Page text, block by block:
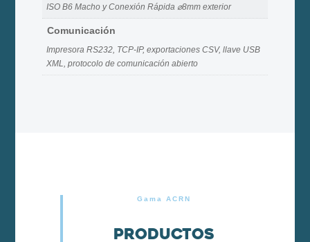
ISO B6 Macho y Conexión Rápida ⌀8mm exterior
Comunicación
Impresora RS232, TCP-IP, exportaciones CSV, llave USB
XML, protocolo de comunicación abierto
Gama ACRN
Productos